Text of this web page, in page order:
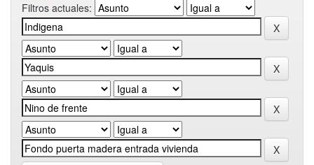
Filtros actuales: